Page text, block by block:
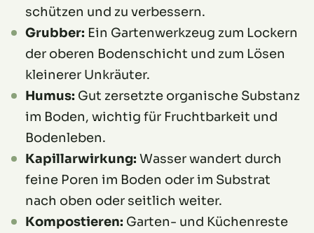
schützen und zu verbessern.
Grubber: Ein Gartenwerkzeug zum Lockern
der oberen Bodenschicht und zum Lösen
kleinerer Unkräuter.
Humus: Gut zersetzte organische Substanz
im Boden, wichtig für Fruchtbarkeit und
Bodenleben.
Kapillarwirkung: Wasser wandert durch
feine Poren im Boden oder im Substrat
nach oben oder seitlich weiter.
Kompostieren: Garten- und Küchenreste